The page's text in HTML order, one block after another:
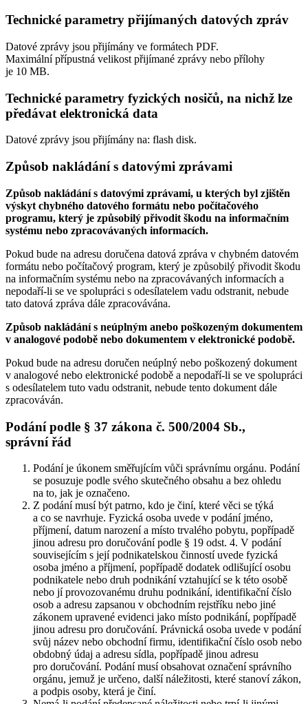
Technické parametry přijímaných datových zpráv
Datové zprávy jsou přijímány ve formátech PDF.
Maximální přípustná velikost přijímané zprávy nebo přílohy
je 10 MB.
Technické parametry fyzických nosičů, na nichž lze
předávat elektronická data
Datové zprávy jsou přijímány na: flash disk.
Způsob nakládání s datovými zprávami
Způsob nakládání s datovými zprávami, u kterých byl zjištěn
výskyt chybného datového formátu nebo počítačového
programu, který je způsobilý přivodit škodu na informačním
systému nebo zpracovávaných informacích.
Pokud bude na adresu doručena datová zpráva v chybném datovém
formátu nebo počítačový program, který je způsobilý přivodit škodu
na informačním systému nebo na zpracovávaných informacích a
nepodaří-li se ve spolupráci s odesílatelem vadu odstranit, nebude
tato datová zpráva dále zpracovávána.
Způsob nakládání s neúplným anebo poškozeným dokumentem
v analogové podobě nebo dokumentem v elektronické podobě.
Pokud bude na adresu doručen neúplný nebo poškozený dokument
v analogové nebo elektronické podobě a nepodaří-li se ve spolupráci
s odesílatelem tuto vadu odstranit, nebude tento dokument dále
zpracováván.
Podání podle § 37 zákona č. 500/2004 Sb.,
správní řád
Podání je úkonem směřujícím vůči správnímu orgánu. Podání
se posuzuje podle svého skutečného obsahu a bez ohledu
na to, jak je označeno.
Z podání musí být patrno, kdo je činí, které věci se týká
a co se navrhuje. Fyzická osoba uvede v podání jméno,
příjmení, datum narození a místo trvalého pobytu, popřípadě
jinou adresu pro doručování podle § 19 odst. 4. V podání
souvisejícím s její podnikatelskou činností uvede fyzická
osoba jméno a příjmení, popřípadě dodatek odlišující osobu
podnikatele nebo druh podnikání vztahující se k této osobě
nebo jí provozovanému druhu podnikání, identifikační číslo
osob a adresu zapsanou v obchodním rejstříku nebo jiné
zákonem upravené evidenci jako místo podnikání, popřípadě
jinou adresu pro doručování. Právnická osoba uvede v podání
svůj název nebo obchodní firmu, identifikační číslo osob nebo
obdobný údaj a adresu sídla, popřípadě jinou adresu
pro doručování. Podání musí obsahovat označení správního
orgánu, jemuž je určeno, další náležitosti, které stanoví zákon,
a podpis osoby, která je činí.